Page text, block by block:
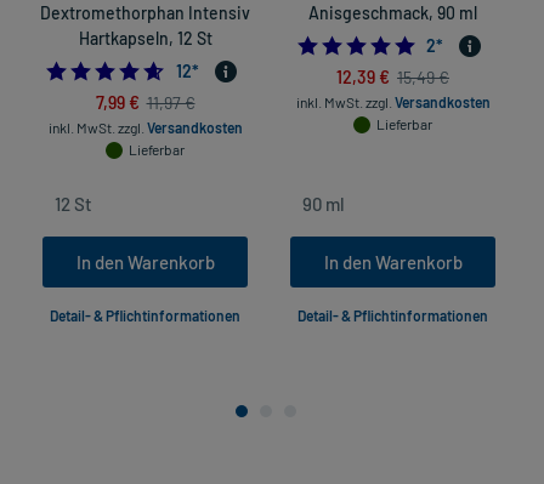
Dextromethorphan Intensiv
Hartkapseln, 12 St
4.583333333333333
12*
7,99 € 11,97 €
inkl. MwSt. zzgl. Versandkosten
Lieferbar
In den Warenkorb
Detail- & Pflichtinformationen
Anisgeschmack, 90 ml
5.0
2*
12,39 € 15,49 €
inkl. MwSt. zzgl. Versandkosten
Lieferbar
In den Warenkorb
Detail- & Pflichtinformationen